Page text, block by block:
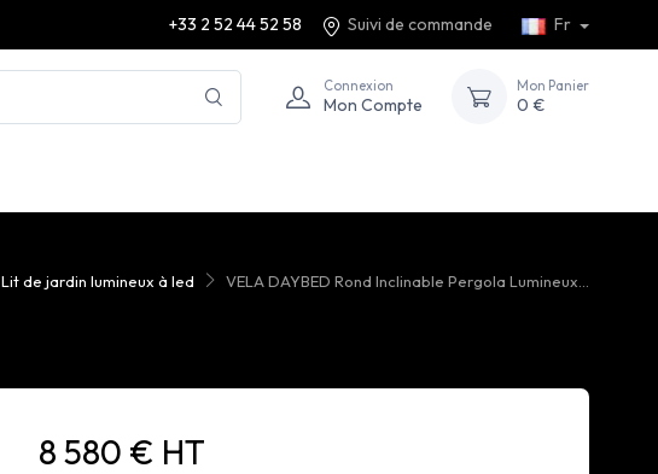
+33 2 52 44 52 58 Suivi de commande Fr
Connexion
Mon Compte
Mon Panier
0 €
Lit de jardin lumineux à led VELA DAYBED Rond Inclinable Pergola Lumineux...
8 580 € HT